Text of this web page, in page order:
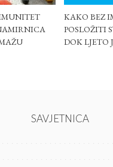
KAKO BEZ
POSLOŽITI
DOK LJETO
SAVJETNICA